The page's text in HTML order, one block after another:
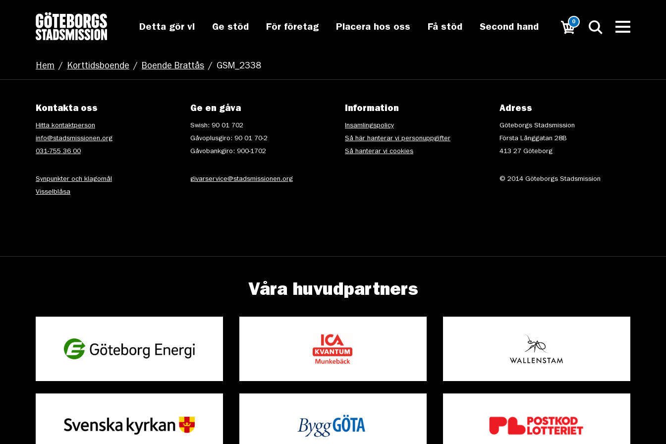
Detta gör vi Ge stöd För företag Placera hos oss Få stöd Second hand
0
Hem / Korttidsboende / Boende Brattås / GSM_2338
Kontakta oss
Hitta kontaktperson
info@stadsmissionen.org
031-755 36 00
Synpunkter och klagomål
Visselblåsa
Ge en gåva
Swish: 90 01 702
Gåvoplusgiro: 90 01 70-2
Gåvobankgiro: 900-1702
givarservice@stadsmissionen.org
Information
Insamlingspolicy
Så här hanterar vi personuppgifter
Så hanterar vi cookies
Adress
Göteborgs Stadsmission
Första Långgatan 28B
413 27 Göteborg
© 2014 Göteborgs Stadsmission
Våra huvudpartners